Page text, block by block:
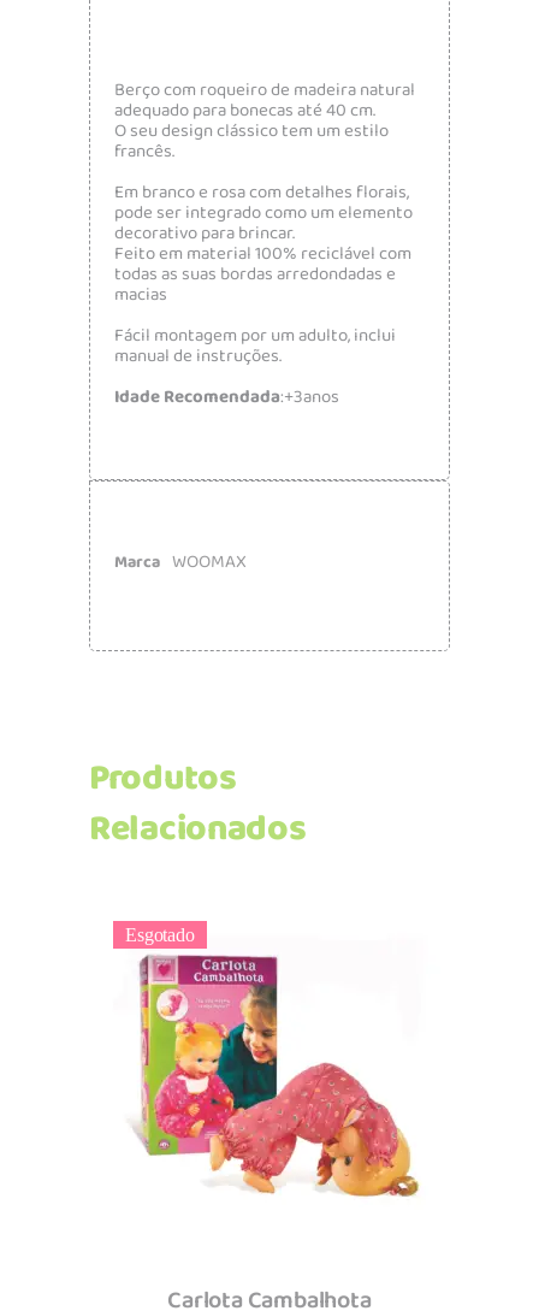
Berço com roqueiro de madeira natural
adequado para bonecas até 40 cm.
O seu design clássico tem um estilo
francês.
Em branco e rosa com detalhes florais,
pode ser integrado como um elemento
decorativo para brincar.
Feito em material 100% reciclável com
todas as suas bordas arredondadas e
macias
Fácil montagem por um adulto, inclui
manual de instruções.
Idade Recomendada:+3anos
Marca WOOMAX
Produtos
Relacionados
Esgotado
Ler mais
Carlota Cambalhota